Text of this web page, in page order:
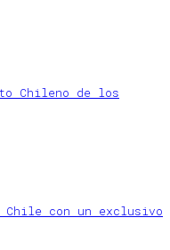
Chileno de los
con un exclusivo